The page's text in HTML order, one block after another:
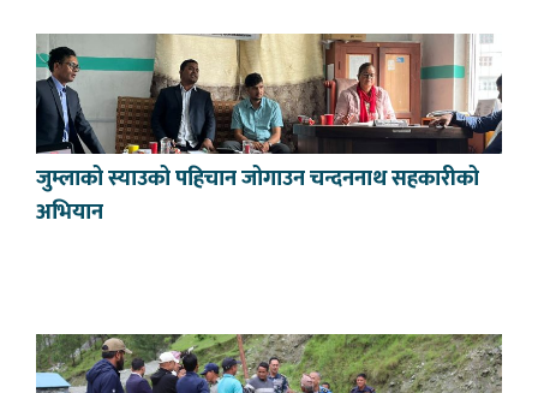
जुम्लाको स्याउको पहिचान जोगाउन चन्दननाथ सहकारीको
अभियान